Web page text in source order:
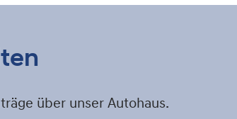
über unser Autohaus.